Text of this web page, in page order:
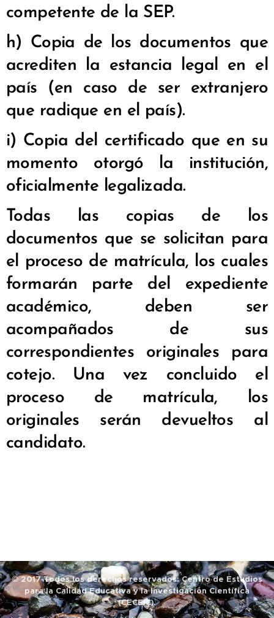
competente de la SEP.
h) Copia de los documentos que
acrediten la estancia legal en el
país (en caso de ser extranjero
que radique en el país).
i) Copia del certificado que en su
momento otorgó la institución,
oficialmente legalizada.
Todas las copias de los
documentos que se solicitan para
el proceso de matrícula, los cuales
formarán parte del expediente
académico, deben ser
acompañados de sus
correspondientes originales para
cotejo. Una vez concluido el
proceso de matrícula, los
originales serán devueltos al
candidato.
© 2017 Todos los derechos reservados: Centro de Estudios
para la Calidad Educativa y la Investigación Científica
(CECEIC).